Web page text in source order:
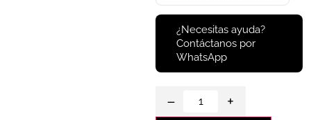
¿Necesitas ayuda?
Contáctanos por
WhatsApp
− +